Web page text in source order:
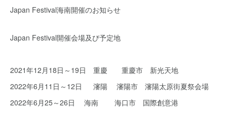
Japan Festival海南開催のお知らせ
Japan Festival開催会場及び予定地
2021年12月18日～19日 重慶 重慶市 新光天地
2022年6月11日～12日 瀋陽 瀋陽市 瀋陽太原街夏祭会場
2022年6月25～26日 海南 海口市 国際創意港